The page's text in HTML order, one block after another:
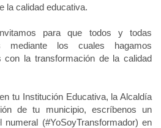
la calidad educativa.
para que todos y todas
mediante los cuales hagamos
con la transformación de la calidad
tu Institución Educativa, la Alcaldía
de tu municipio, escríbenos un
numeral (#YoSoyTransformador) en